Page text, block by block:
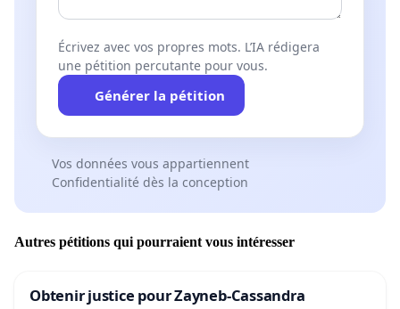
Écrivez avec vos propres mots. L’IA rédigera
une pétition percutante pour vous.
Générer la pétition
Vos données vous appartiennent
Confidentialité dès la conception
Autres pétitions qui pourraient vous intéresser
Obtenir justice pour Zayneb-Cassandra